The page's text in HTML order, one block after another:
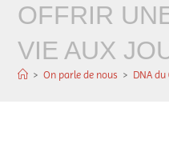
OFFRIR
VIE AUX
> On parle de nous > DNA